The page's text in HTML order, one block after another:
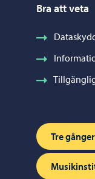
Bra att veta
Tre